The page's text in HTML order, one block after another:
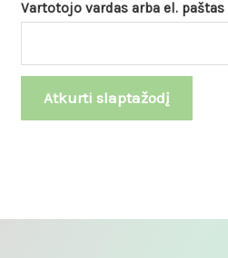
Vartotojo vardas arba el. paštas
Atkurti slaptažodį